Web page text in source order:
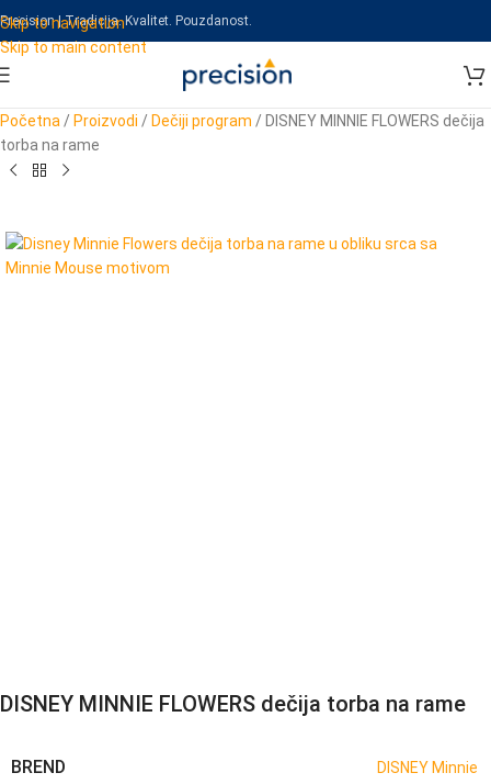
Skip to navigation
Skip to main content
Precision | Tradicija. Kvalitet. Pouzdanost.
Početna / Proizvodi / Dečiji program / DISNEY MINNIE FLOWERS dečija
torba na rame
DISNEY MINNIE FLOWERS dečija torba na rame
BREND DISNEY Minnie